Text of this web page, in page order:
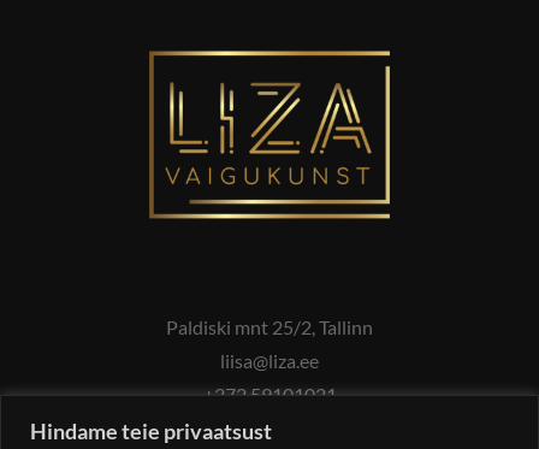
Hindame teie privaatsust
Paldiski mnt 25/2, Tallinn
liisa@liza.ee
+372 59101021
JÄLGI MEID